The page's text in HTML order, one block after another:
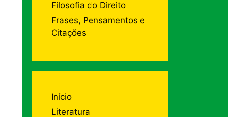
Filosofia do Direito
Frases, Pensamentos e
Citações
Início
Literatura